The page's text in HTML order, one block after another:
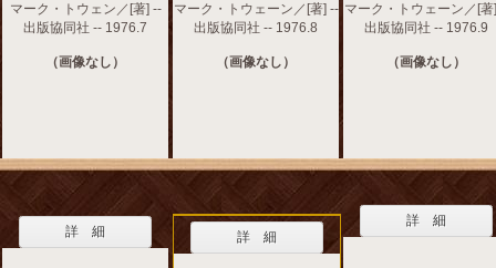
マーク・トウェン／[著] --
出版協同社 -- 1976.7
（画像なし）
マーク・トウェーン／[著] --
出版協同社 -- 1976.8
（画像なし）
マーク・トウェーン／[著
出版協同社 -- 1976.9
（画像なし）
詳 細 詳 細
詳 細